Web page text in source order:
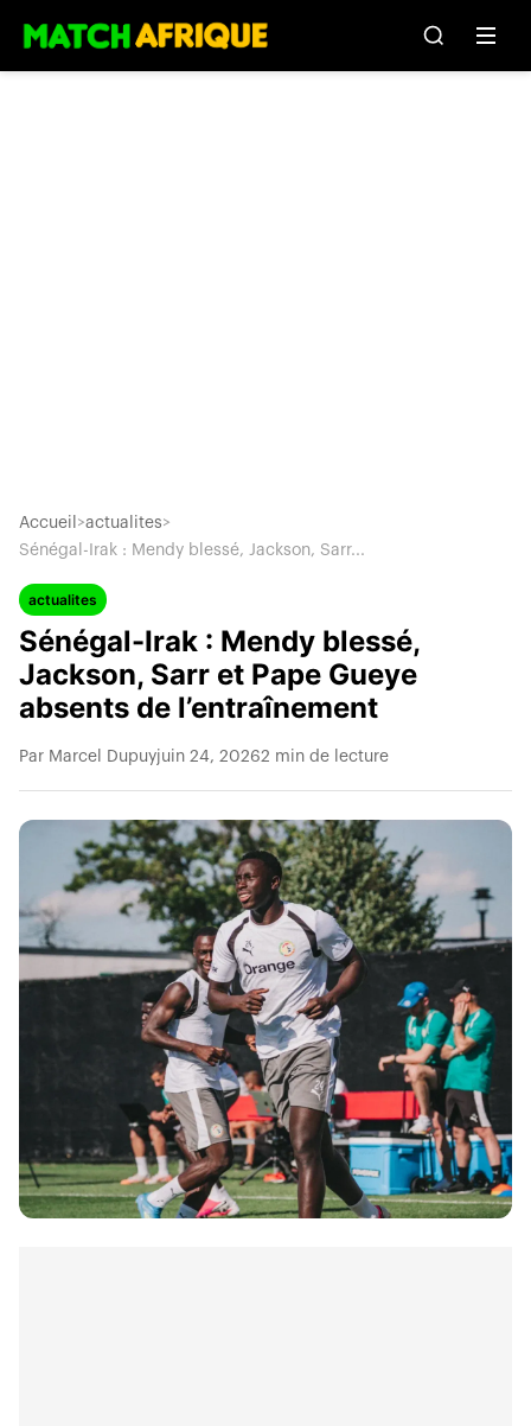
Accueil >actualites>
Sénégal-Irak : Mendy blessé, Jackson, Sarr...
actualites
Sénégal-Irak : Mendy blessé,
Jackson, Sarr et Pape Gueye
absents de l’entraînement
Par Marcel Dupuyjuin 24, 20262 min de lecture